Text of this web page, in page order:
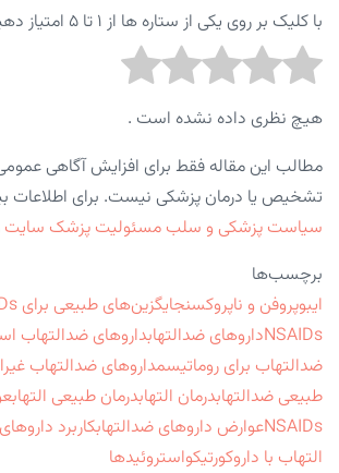
با کلیک بر روی یکی از ستاره ها از ۱ تا ۵ امتیاز دهید :
هیچ نظری داده نشده است .
مطالب این مقاله فقط برای افزایش آگاهی
تشخیص یا درمان پزشکی نیست. برای اطلاعات
سیاست پزشکی و سلب مسئولیت پزشک سایت
برچسب‌ها
ایبوپروفن و ناپروکسنجایگزین‌های طبیعی برای NSAIDs
NSAIDsداروهای ضدالتهابداروهای ضدالتهاب
ضدالتهاب برای روماتیسمداروهای ضدالتهاب
طبیعی ضدالتهابدرمان التهابدرمان طبیعی التهاب
NSAIDsعوارض داروهای ضدالتهابکاربرد
التهاب با داروکورتیکواستروئیدها